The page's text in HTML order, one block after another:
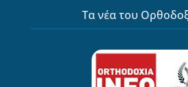
Τα νέα του